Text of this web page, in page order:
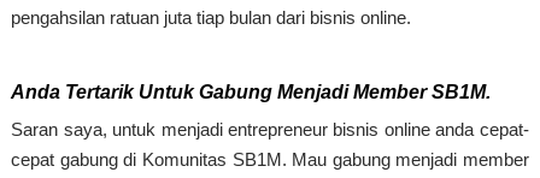
pengahsilan ratuan juta tiap bulan dari bisnis online.
Anda Tertarik Untuk Gabung Menjadi Member SB1M.
Saran saya, untuk menjadi entrepreneur bisnis online anda cepat-
cepat gabung di Komunitas SB1M. Mau gabung menjadi member